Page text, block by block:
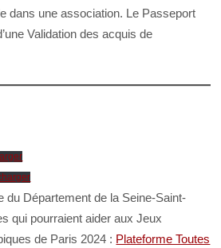
dans une association. Le Passeport
Validation des acquis de
du Département de la Seine-Saint-
qui pourraient aider aux Jeux
de Paris 2024 : Plateforme Toutes